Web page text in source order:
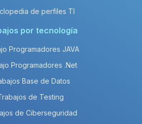
de perfiles TI
por tecnología
Programadores JAVA
Programadores .Net
Base de Datos
de Testing
de Ciberseguridad